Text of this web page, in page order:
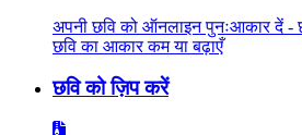
अपनी छवि को ऑनलाइन पुनःआकार दें
छवि का आकार कम या बढ़ाएँ
छवि को ज़िप करें